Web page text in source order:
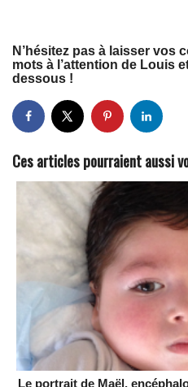
N’hésitez pas à laisser vos
mots à l’attention de Louis
dessous !
Ces articles pourraient aussi
Le portrait de Maël,